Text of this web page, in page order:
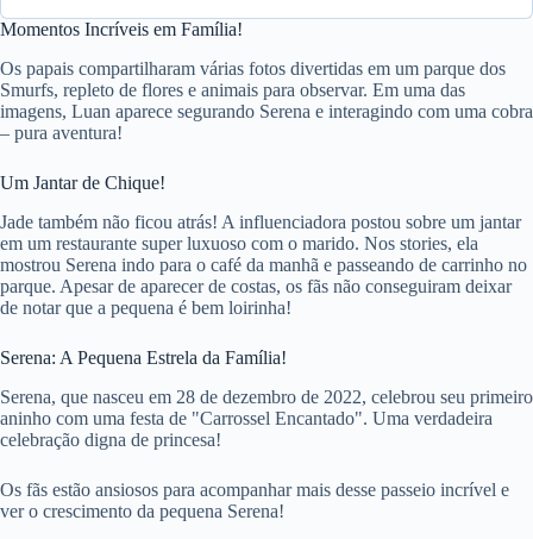
Momentos Incríveis em Família!
Os papais compartilharam várias fotos divertidas em um parque dos
Smurfs, repleto de flores e animais para observar. Em uma das
imagens, Luan aparece segurando Serena e interagindo com uma cobra
– pura aventura!
Um Jantar de Chique!
Jade também não ficou atrás! A influenciadora postou sobre um jantar
em um restaurante super luxuoso com o marido. Nos stories, ela
mostrou Serena indo para o café da manhã e passeando de carrinho no
parque. Apesar de aparecer de costas, os fãs não conseguiram deixar
de notar que a pequena é bem loirinha!
Serena: A Pequena Estrela da Família!
Serena, que nasceu em 28 de dezembro de 2022, celebrou seu primeiro
aninho com uma festa de "Carrossel Encantado". Uma verdadeira
celebração digna de princesa!
Os fãs estão ansiosos para acompanhar mais desse passeio incrível e
ver o crescimento da pequena Serena!